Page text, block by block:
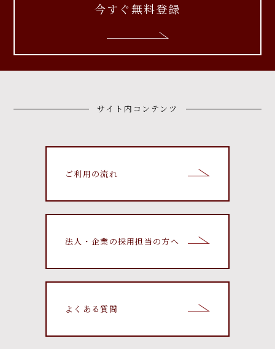
今すぐ無料登録
サイト内コンテンツ
ご利用の流れ
法人・企業の採用担当の方へ
よくある質問